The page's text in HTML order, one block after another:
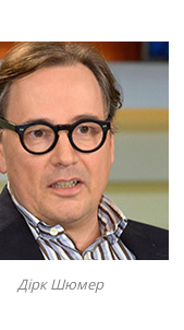
Дірк Шюмер